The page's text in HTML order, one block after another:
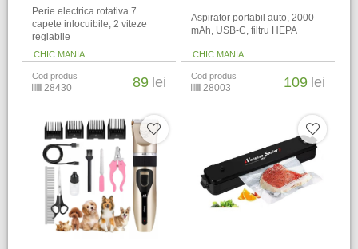
Perie electrica rotativa 7
capete inlocuibile, 2 viteze
reglabile
CHIC MANIA
Cod produs
28430 89 lei
Aspirator portabil auto, 2000
mAh, USB-C, filtru HEPA
CHIC MANIA
Cod produs
28003 109 lei